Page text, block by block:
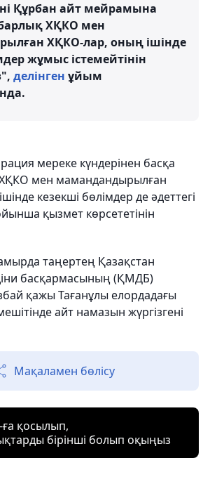
Құрбан айт мейрамына
ХҚКО мен
ХҚКО-лар, оның ішінде
жұмыс істемейтінін
делінген ұйым
мереке күндерінен басқа
мен мамандандырылған
кезекші бөлімдер де әдеттегі
қызмет көрсететінін
таңертең Қазақстан
басқармасының (ҚМДБ)
қажы Тағанұлы елордадағы
айт намазын жүргізгені
Мақаламен бөлісу
қосылып,
бірінші болып оқыңыз